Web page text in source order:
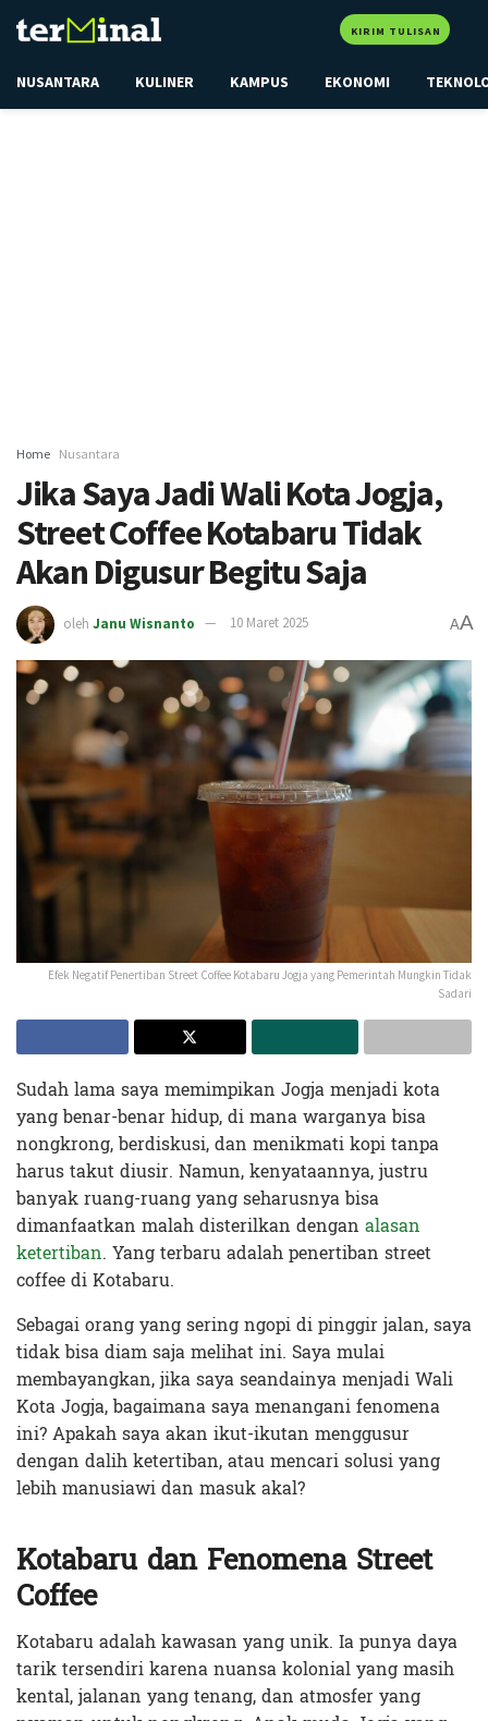
KIRIM TULISAN
NUSANTARA KULINER KAMPUS EKONOMI
Home Nusantara
Jika Saya Jadi Wali Kota Jogja,
Street Coffee Kotabaru Tidak
Akan Digusur Begitu Saja
oleh Janu Wisnanto 10 Maret 2025 AA
Efek Negatif Penertiban Street Coffee Kotabaru Jogja yang Pemerintah Mungkin Tidak
Sadari
Sudah lama saya memimpikan Jogja menjadi kota
yang benar-benar hidup, di mana warganya bisa
nongkrong, berdiskusi, dan menikmati kopi tanpa
harus takut diusir. Namun, kenyataannya, justru
banyak ruang-ruang yang seharusnya bisa
dimanfaatkan malah disterilkan dengan alasan
ketertiban. Yang terbaru adalah penertiban street
coffee di Kotabaru.
Sebagai orang yang sering ngopi di pinggir jalan, saya
tidak bisa diam saja melihat ini. Saya mulai
membayangkan, jika saya seandainya menjadi Wali
Kota Jogja, bagaimana saya menangani fenomena
ini? Apakah saya akan ikut-ikutan menggusur
dengan dalih ketertiban, atau mencari solusi yang
lebih manusiawi dan masuk akal?
Kotabaru dan Fenomena Street
Coffee
Kotabaru adalah kawasan yang unik. Ia punya daya
tarik tersendiri karena nuansa kolonial yang masih
kental, jalanan yang tenang, dan atmosfer yang